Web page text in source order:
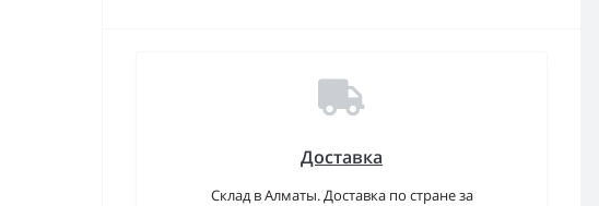
Доставка
Склад в Алматы. Доставка по стране за